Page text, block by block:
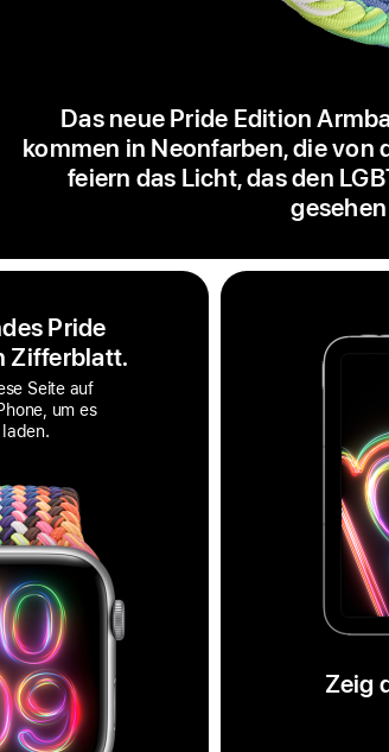
Das neue Pride Edition
kommen in Neonfarben, die von
feiern das Licht, das den
Pride
Zifferblatt.
Seite auf
um es
laden.
Zeig